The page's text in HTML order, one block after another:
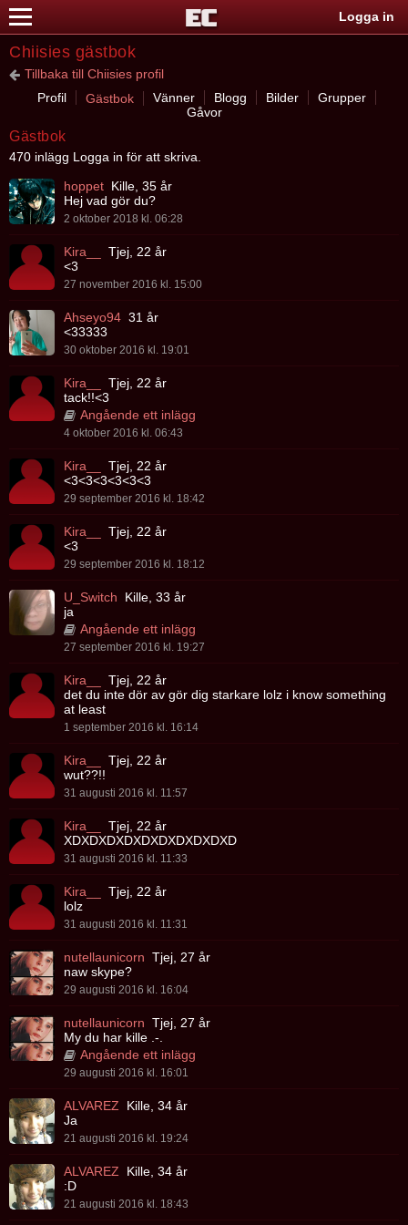
Logga in
Chiisies gästbok
Tillbaka till Chiisies profil
Profil
Gästbok Vänner Blogg Bilder
Grupper
Gåvor
Gästbok
470 inlägg Logga in för att skriva.
hoppet Kille, 35 år
Hej vad gör du?
2 oktober 2018 kl. 06:28
Kira__
Tjej, 22 år
<3
27 november 2016 kl. 15:00
Ahseyo94 31 år
<33333
30 oktober 2016 kl. 19:01
Kira__
Tjej, 22 år
tack!!<3
Angående ett inlägg
4 oktober 2016 kl. 06:43
Kira__
Tjej, 22 år
<3<3<3<3<3<3
29 september 2016 kl. 18:42
Kira__
Tjej, 22 år
<3
29 september 2016 kl. 18:12
U_Switch
Kille, 33 år
ja
Angående ett inlägg
27 september 2016 kl. 19:27
Kira__
Tjej, 22 år
det du inte dör av gör dig starkare lolz i know something
at least
1 september 2016 kl. 16:14
Kira__
Tjej, 22 år
wut??!!
31 augusti 2016 kl. 11:57
Kira__
Tjej, 22 år
XDXDXDXDXDXDXDXDXDXD
31 augusti 2016 kl. 11:33
Kira__
Tjej, 22 år
lolz
31 augusti 2016 kl. 11:31
nutellaunicorn Tjej, 27 år
naw skype?
29 augusti 2016 kl. 16:04
nutellaunicorn Tjej, 27 år
My du har kille .-.
Angående ett inlägg
29 augusti 2016 kl. 16:01
ALVAREZ
Kille, 34 år
Ja
21 augusti 2016 kl. 19:24
ALVAREZ
Kille, 34 år
:D
21 augusti 2016 kl. 18:43